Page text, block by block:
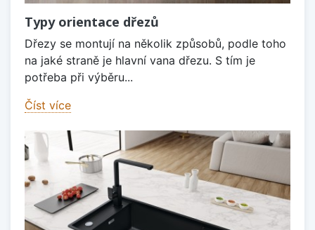
Typy orientace dřezů
Dřezy se montují na několik způsobů, podle toho
na jaké straně je hlavní vana dřezu. S tím je
potřeba při výběru...
Číst více